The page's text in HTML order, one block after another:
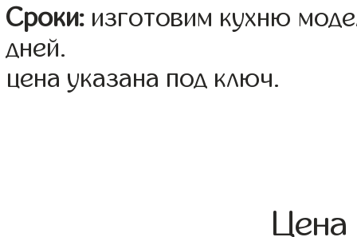
Сроки: изготовим кухню
дней.
цена указана под ключ.
Цена